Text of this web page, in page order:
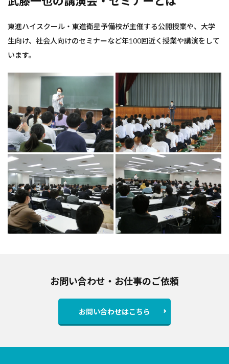
東進ハイスクール・東進衛星予備校が主催する公開授業や、大学
生向け、社会人向けのセミナーなど年100回近く授業や講演をして
います。
お問い合わせ・お仕事のご依頼
お問い合わせはこちら